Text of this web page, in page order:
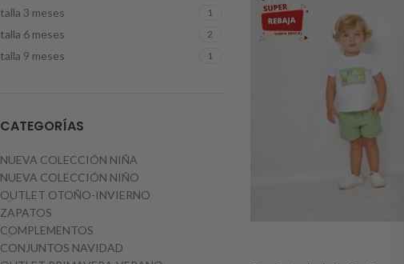
talla 3 meses 1
talla 6 meses 2
talla 9 meses 1
CATEGORÍAS
NUEVA COLECCIÓN NIÑA
NUEVA COLECCIÓN NIÑO
OUTLET OTOÑO-INVIERNO
ZAPATOS
COMPLEMENTOS
CONJUNTOS NAVIDAD